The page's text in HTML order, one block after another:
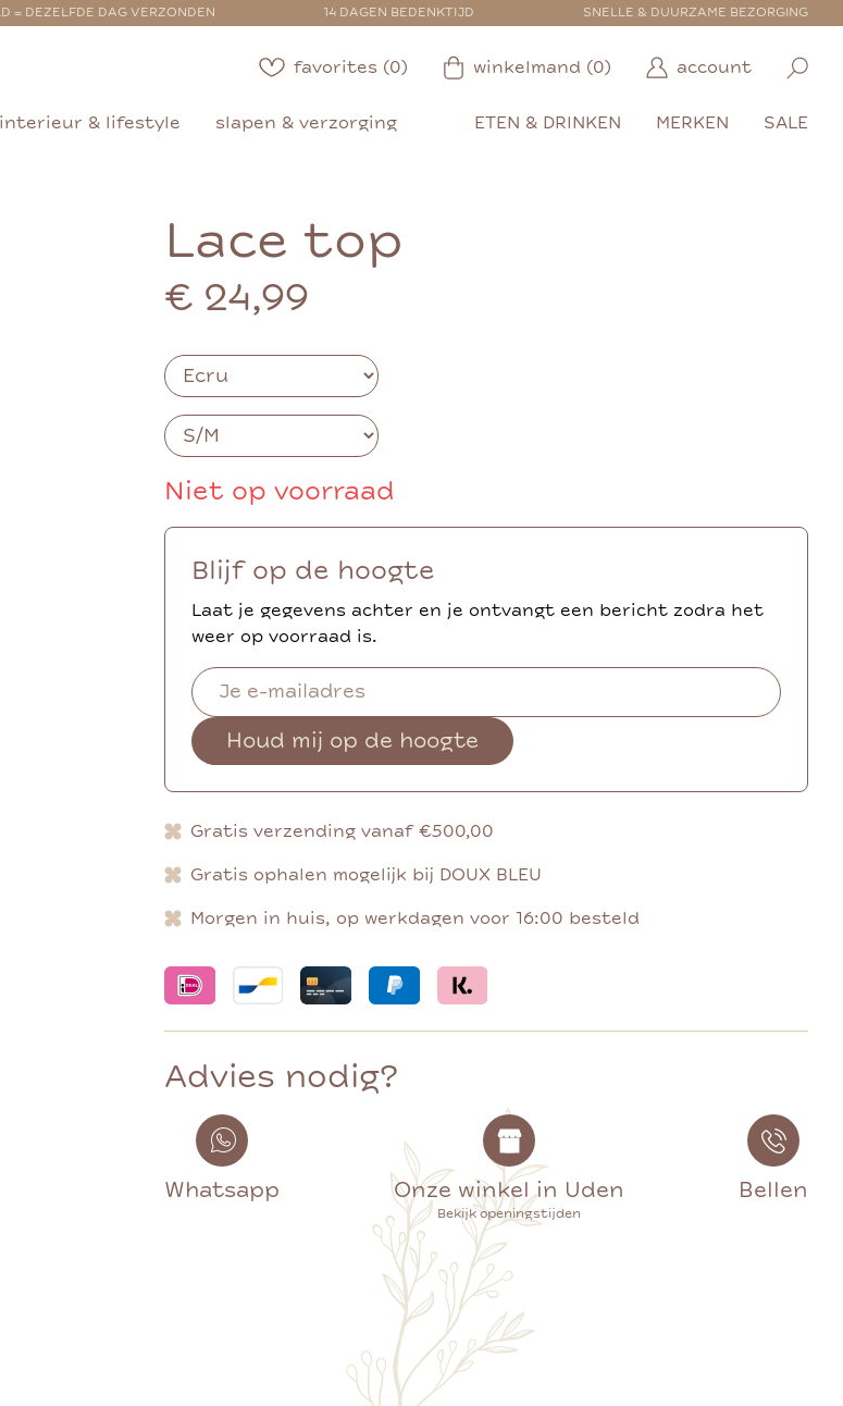
= DEZELFDE DAG VERZONDEN 14 DAGEN BEDENKTIJD SNELLE & DUURZAME BEZORGING
favorites (0) winkelmand (0) account
interieur & lifestyle slapen & verzorging ETEN & DRINKEN MERKEN SALE
Lace top
€ 24,99
Niet op voorraad
Blijf op de hoogte
Laat je gegevens achter en je ontvangt een bericht zodra het
weer op voorraad is.
Houd mij op de hoogte
Gratis verzending vanaf €500,00
Gratis ophalen mogelijk bij DOUX BLEU
Morgen in huis, op werkdagen voor 16:00 besteld
Advies nodig?
Whatsapp Onze winkel in Uden
Bekijk openingstijden
Bellen